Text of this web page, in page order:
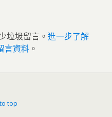
垃圾留言。 進一步了解
言資料 。
top